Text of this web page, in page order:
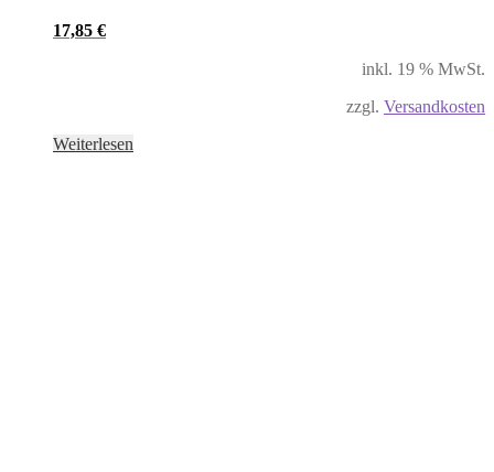
17,85 €
inkl. 19 % MwSt.
zzgl. Versandkosten
Weiterlesen